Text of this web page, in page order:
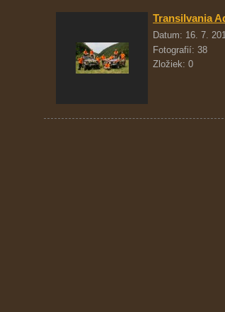
Transilvania
Datum: 16. 7.
Fotografií: 38
Zložiek: 0